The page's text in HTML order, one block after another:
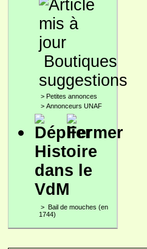
Boutiques
suggestions
> Petites annonces
> Annonceurs UNAF
Histoire
dans le
VdM
> Bail de mouches (en
1744)